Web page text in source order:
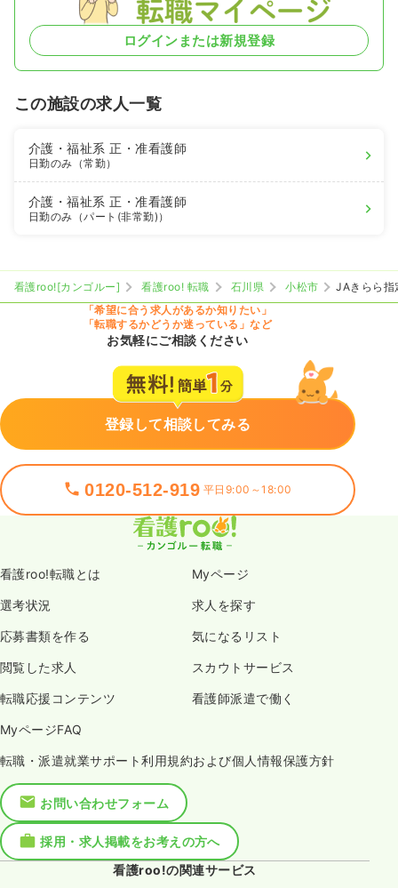
ログインまたは新規登録
この施設の求人一覧
介護・福祉系正・准看護師
日勤のみ（常勤）
介護・福祉系正・准看護師
日勤のみ（パート(非常勤)）
看護roo![カンゴルー] 看護roo! 転職 石川県 小松市
JAきらら指
「希望に合う求人があるか知りたい」
「転職するかどうか迷っている」など
お気軽にご相談ください
登録して相談してみる
0120-512-919 平日9:00～18:00
看護roo!転職とは Myページ
選考状況 求人を探す
応募書類を作る 気になるリスト
閲覧した求人 スカウトサービス
転職応援コンテンツ 看護師派遣で働く
MyページFAQ
転職・派遣就業サポート利用規約および個人情報保護方針
お問い合わせフォーム
採用・求人掲載をお考えの方へ
看護roo!の関連サービス